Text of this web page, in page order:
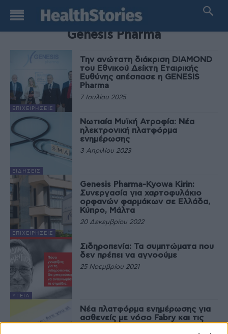
TAG
Genesis Pharma
ΕΠΙΧΕΙΡΉΣΕΙΣ
Την ανώτατη διάκριση DIAMOND
του Εθνικού Δείκτη Εταιρικής
Ευθύνης απέσπασε η GENESIS
Pharma
7 Ιουλίου 2025
ΕΙΔΉΣΕΙΣ
Νωτιαία Μυϊκή Ατροφία: Νέα
ηλεκτρονική πλατφόρμα
ενημέρωσης
3 Απριλίου 2023
ΕΠΙΧΕΙΡΉΣΕΙΣ
Genesis Pharma-Kyowa Kirin:
Συνεργασία για χαρτοφυλάκιο
ορφανών φαρμάκων σε Ελλάδα,
Κύπρο, Μάλτα
20 Δεκεμβρίου 2022
ΥΓΕΊΑ
Σιδηροπενία: Τα συμπτώματα που
δεν πρέπει να αγνοούμε
25 Νοεμβρίου 2021
Νέα πλατφόρμα ενημέρωσης για
ασθενείς με νόσο Fabry και τις
οικογένειές τους